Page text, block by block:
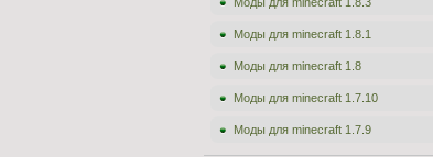
Моды для minecraft 1.8.1
Моды для minecraft 1.8
Моды для minecraft 1.7.10
Моды для minecraft 1.7.9